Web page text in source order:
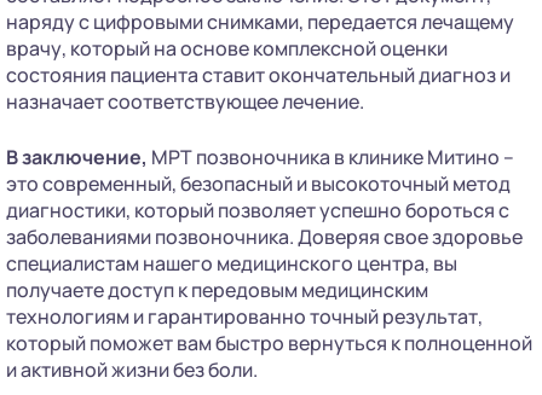
наряду с цифровыми снимками, передается лечащему
врачу, который на основе комплексной оценки
состояния пациента ставит окончательный диагноз и
назначает соответствующее лечение.
В заключение, МРТ позвоночника в клинике Митино –
это современный, безопасный и высокоточный метод
диагностики, который позволяет успешно бороться с
заболеваниями позвоночника. Доверяя свое здоровье
специалистам нашего медицинского центра, вы
получаете доступ к передовым медицинским
технологиям и гарантированно точный результат,
который поможет вам быстро вернуться к полноценной
и активной жизни без боли.